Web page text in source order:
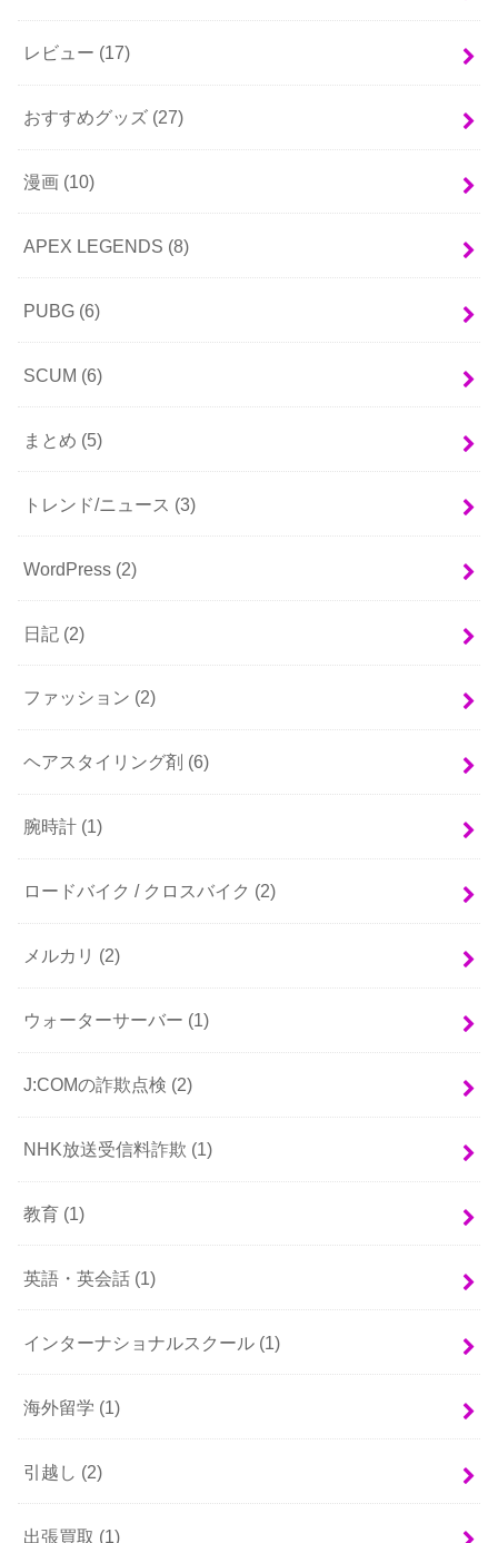
レビュー (17)
おすすめグッズ (27)
漫画 (10)
APEX LEGENDS (8)
PUBG (6)
SCUM (6)
まとめ (5)
トレンド/ニュース (3)
WordPress (2)
日記 (2)
ファッション (2)
ヘアスタイリング剤 (6)
腕時計 (1)
ロードバイク / クロスバイク (2)
メルカリ (2)
ウォーターサーバー (1)
J:COMの詐欺点検 (2)
NHK放送受信料詐欺 (1)
教育 (1)
英語・英会話 (1)
インターナショナルスクール (1)
海外留学 (1)
引越し (2)
出張買取 (1)